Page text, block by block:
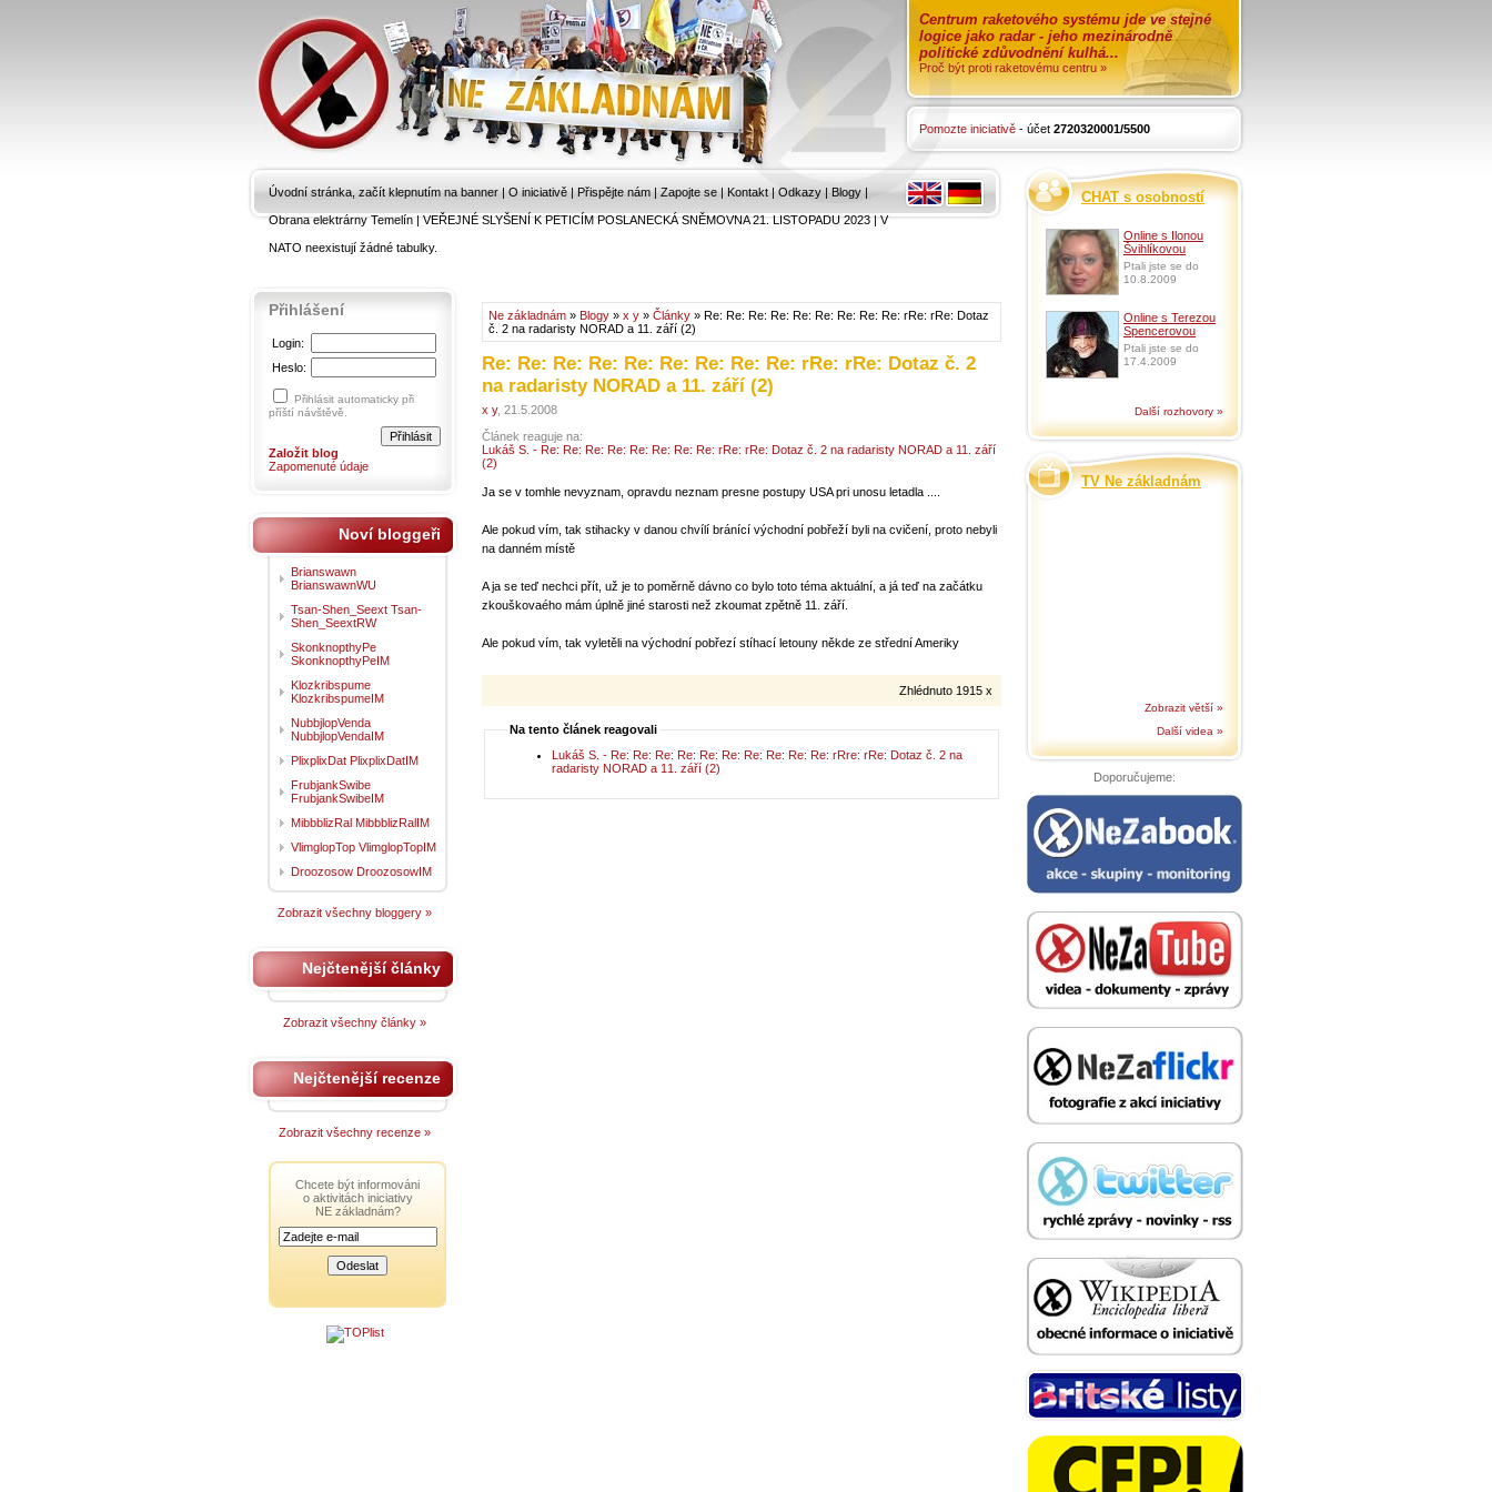
Centrum raketového systému jde ve stejné
logice jako radar - jeho mezinárodně
politické zdůvodnění kulhá...
Proč být proti raketovému centru »
Pomozte iniciativě - účet 2720320001/5500
Úvodní stránka, začít klepnutím na banner | O iniciativě | Přispějte nám | Zapojte se | Kontakt | Odkazy | Blogy |
Obrana elektrárny Temelín|VEŘEJNÉ SLYŠENÍ K PETICÍM POSLANECKÁ SNĚMOVNA 21. LISTOPADU 2023|V
NATO neexistují žádné tabulky.
Ne základnám » Blogy » x y » Články » Re: Re: Re: Re: Re: Re: Re: Re: Re: rRe: rRe: Dotaz
č. 2 na radaristy NORAD a 11. září (2)
Re: Re: Re: Re: Re: Re: Re: Re: Re: rRe: rRe: Dotaz č. 2
na radaristy NORAD a 11. září (2)
x y, 21.5.2008
Článek reaguje na:
Lukáš S. - Re: Re: Re: Re: Re: Re: Re: Re: rRe: rRe: Dotaz č. 2 na radaristy NORAD a 11. září
(2)
Ja se v tomhle nevyznam, opravdu neznam presne postupy USA pri unosu letadla ....
Ale pokud vím, tak stihacky v danou chvílí bránící východní pobřeží byli na cvičení, proto nebyli
na danném místě
A ja se teď nechci přít, už je to poměrně dávno co bylo toto téma aktuální, a já teď na začátku
zkouškovaého mám úplně jiné starosti než zkoumat zpětně 11. září.
Ale pokud vím, tak vyletěli na východní pobřezí stíhací letouny někde ze střední Ameriky
Zhlédnuto 1915 x
Na tento článek reagovali
Lukáš S. - Re: Re: Re: Re: Re: Re: Re: Re: Re: Re: rRre: rRe: Dotaz č. 2 na
radaristy NORAD a 11. září (2)
Přihlášení
Login:
Heslo:
Přihlásit automaticky při
příští návštěvě.
Založit blog
Zapomenuté údaje
Noví bloggeři
Brianswawn
BrianswawnWU
Tsan-Shen_Seext Tsan-
Shen_SeextRW
SkonknopthyPe
SkonknopthyPeIM
Klozkribspume
KlozkribspumeIM
NubbjlopVenda
NubbjlopVendaIM
PlixplixDat PlixplixDatIM
FrubjankSwibe
FrubjankSwibeIM
MibbblizRal MibbblizRalIM
VlimglopTop VlimglopTopIM
Droozosow DroozosowIM
Zobrazit všechny bloggery »
Nejčtenější články
Zobrazit všechny články »
Nejčtenější recenze
Zobrazit všechny recenze »
Chcete být informováni
o aktivitách iniciativy
NE základnám?
CHAT s osobností
Online s Ilonou
Švihlíkovou
Ptali jste se do
10.8.2009
Online s Terezou
Spencerovou
Ptali jste se do
17.4.2009
Další rozhovory »
TV Ne základnám
Zobrazit větší »
Další videa »
Doporučujeme: